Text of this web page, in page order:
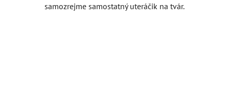
samozrejme samostatný uteráčik na tvár.